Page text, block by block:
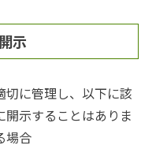
示
切に管理し、以下に該
示することはありま
場合